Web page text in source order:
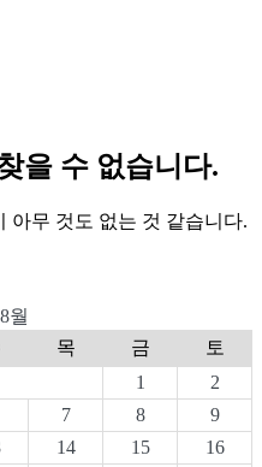
을 수 없습니다.
아무 것도 없는 것 같습니다.
월
목 금
토
1
2
7 8
9
14 15
16